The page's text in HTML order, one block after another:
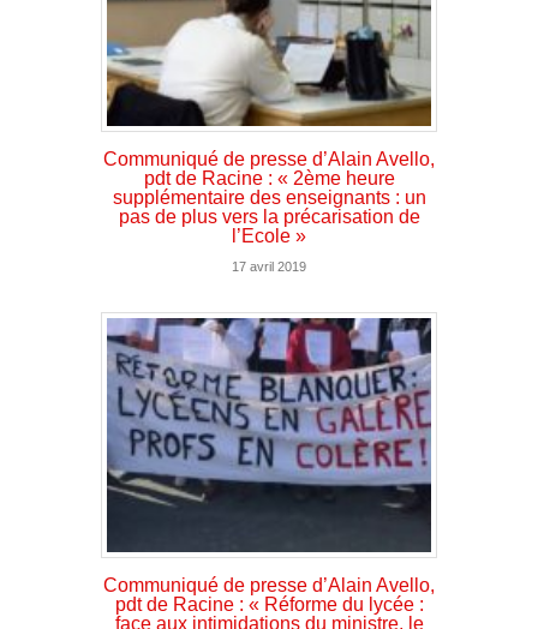
Communiqué de presse d’Alain Avello,
pdt de Racine : « 2ème heure
supplémentaire des enseignants : un
pas de plus vers la précarisation de
l’Ecole »
17 avril 2019
Communiqué de presse d’Alain Avello,
pdt de Racine : « Réforme du lycée :
face aux intimidations du ministre, le